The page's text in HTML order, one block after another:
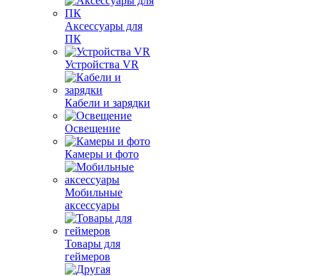
Аксессуары для
ПК
Устройства VR
Кабели и зарядки
Освещение
Камеры и фото
Мобильные
аксессуары
Товары для
геймеров